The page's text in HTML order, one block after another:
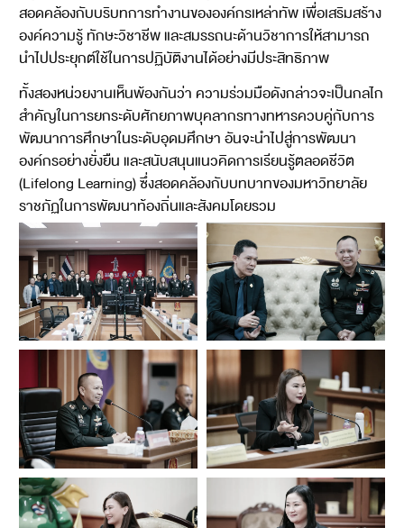
สอดคล้องกับบริบทการทำงานขององค์กรเหล่าทัพ เพื่อเสริมสร้าง
องค์ความรู้ ทักษะวิชาชีพ และสมรรถนะด้านวิชาการให้สามารถ
นำไปประยุกต์ใช้ในการปฏิบัติงานได้อย่างมีประสิทธิภาพ
ทั้งสองหน่วยงานเห็นพ้องกันว่า ความร่วมมือดังกล่าวจะเป็นกลไก
สำคัญในการยกระดับศักยภาพบุคลากรทางทหารควบคู่กับการ
พัฒนาการศึกษาในระดับอุดมศึกษา อันจะนำไปสู่การพัฒนา
องค์กรอย่างยั่งยืน และสนับสนุนแนวคิดการเรียนรู้ตลอดชีวิต
(Lifelong Learning) ซึ่งสอดคล้องกับบทบาทของมหาวิทยาลัย
ราชภัฏในการพัฒนาท้องถิ่นและสังคมโดยรวม